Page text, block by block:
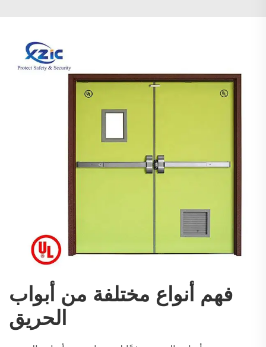
فهم أنواع مختلفة من أبواب
الحريق